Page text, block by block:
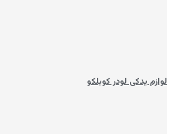
لوازم یدکی لودر کوبلکو